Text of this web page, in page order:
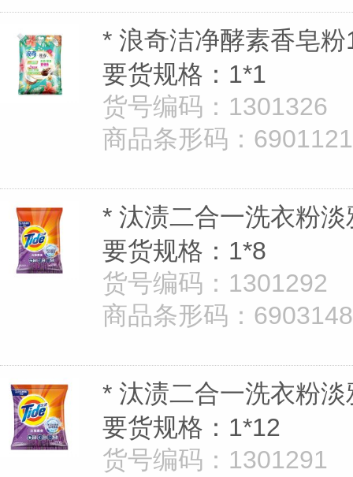
* 浪奇洁净酵素香皂
要货规格：1*1
货号编码：1301326
商品条形码：
* 汰渍二合一洗衣粉
要货规格：1*8
货号编码：1301292
商品条形码：
* 汰渍二合一洗衣粉
要货规格：1*12
货号编码：1301291